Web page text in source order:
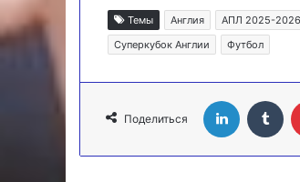
Темы Англия АПЛ 2025-2026
Суперкубок Англии
Футбол
Поделиться
LinkedIn